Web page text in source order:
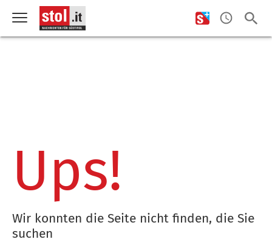
Ups!
Wir konnten die Seite nicht finden, die Sie
suchen